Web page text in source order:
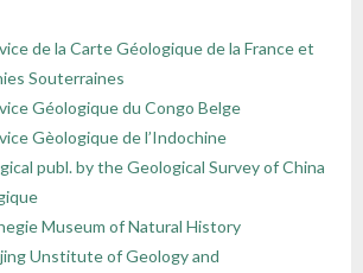
de la Carte Géologique de la France et
Souterraines
Géologique du Congo Belge
Gèologique de l’Indochine
publ. by the Geological Survey of China
Museum of Natural History
Unstitute of Geology and